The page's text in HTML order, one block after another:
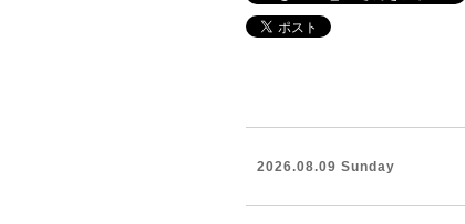
2026.08.09 Sunday